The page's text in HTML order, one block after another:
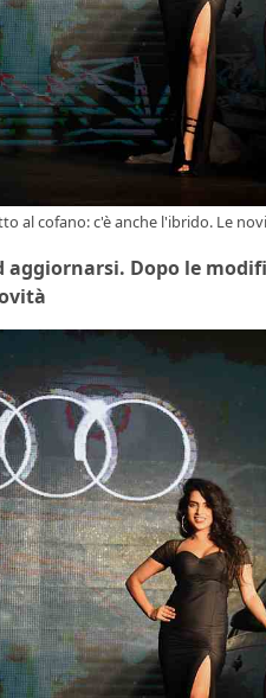
al cofano: c'è anche l'ibrido. Le
aggiornarsi. Dopo le